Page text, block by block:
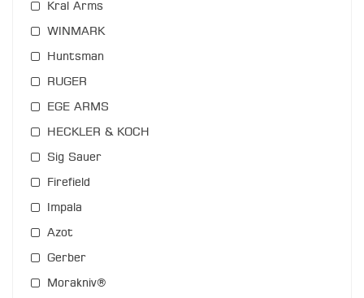
Kral Arms
WINMARK
Huntsman
RUGER
EGE ARMS
HECKLER & KOCH
Sig Sauer
Firefield
Impala
Azot
Gerber
Morakniv®